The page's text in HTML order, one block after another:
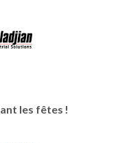
les fêtes !